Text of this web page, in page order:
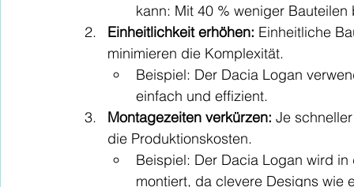
kann: Mit 40 % weniger
Einheitlichkeit erhöhen: Einheitliche
minimieren die Komplexität.
Beispiel: Der Dacia Logan
einfach und effizient.
Montagezeiten verkürzen: Je
die Produktionskosten.
Beispiel: Der Dacia Logan wird
montiert, da clevere Designs wie